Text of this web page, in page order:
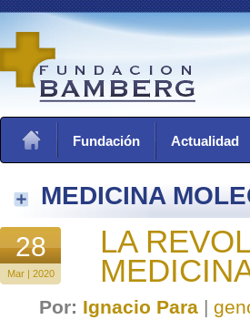
Fundación Actualidad
MEDICINA
28
Mar | 2020
LA
Por: Ignacio Para |